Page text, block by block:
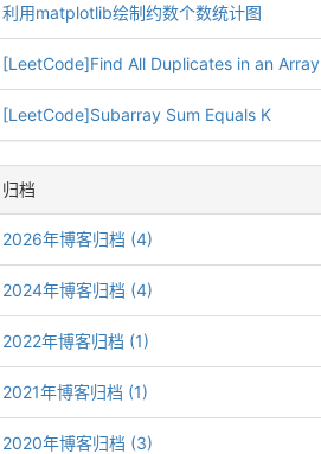
利用matplotlib绘制约数个数统计图
[LeetCode]Find All Duplicates in an Array
[LeetCode]Subarray Sum Equals K
归档
2026年博客归档 (4)
2024年博客归档 (4)
2022年博客归档 (1)
2021年博客归档 (1)
2020年博客归档 (3)